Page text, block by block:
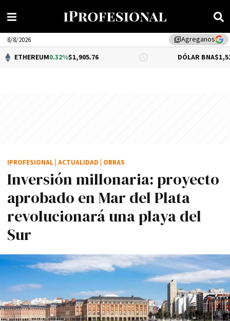
library_addAgreganos
8/8/2026
0.32%$1,905.76 DÓLAR BNA $1,520.00
Inversión millonaria: proyecto
aprobado en Mar del Plata
revolucionará una playa del
Sur
IPROFESIONAL ACTUALIDAD OBRAS